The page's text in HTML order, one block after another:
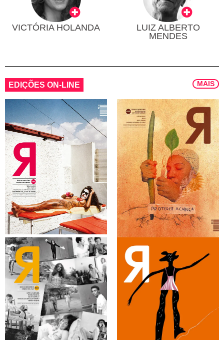
VICTÓRIA HOLANDA
LUIZ ALBERTO
MENDES
EDIÇÕES ON-LINE MAIS